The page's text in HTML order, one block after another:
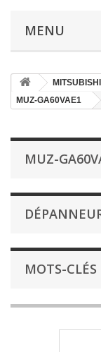
MENU
MUZ-GA60VAE1
MUZ-
MOTS-CLÉS